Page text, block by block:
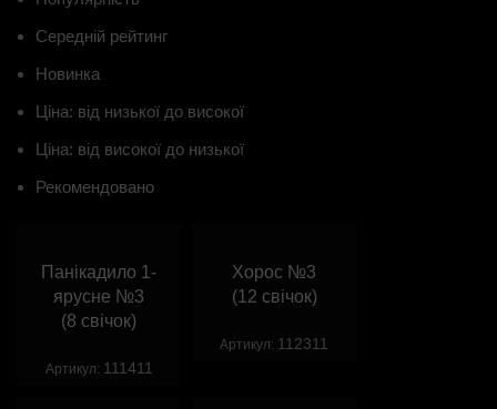
Середній рейтинг
Новинка
Ціна: від низької до високої
Ціна: від високої до низької
Рекомендовано
Панікадило 1-
ярусне №3
(8 свічок)
Артикул: 111411
Хорос №3
(12 свічок)
Артикул: 112311